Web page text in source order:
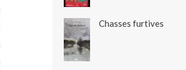
Chasses furtives